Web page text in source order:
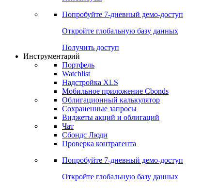
Попробуйте 7-дневный демо-доступ
Откройте глобальную базу данных
Получить доступ
Инструментарий
Портфель
Watchlist
Надстройка XLS
Мобильное приложение Cbonds
Облигационный калькулятор
Сохраненные запросы
Виджеты акций и облигаций
Чат
Сбондс Люди
Проверка контрагента
Попробуйте 7-дневный демо-доступ
Откройте глобальную базу данных